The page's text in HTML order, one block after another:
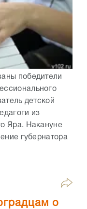
победители
детской
из
Яра. Накануне
губернатора
о